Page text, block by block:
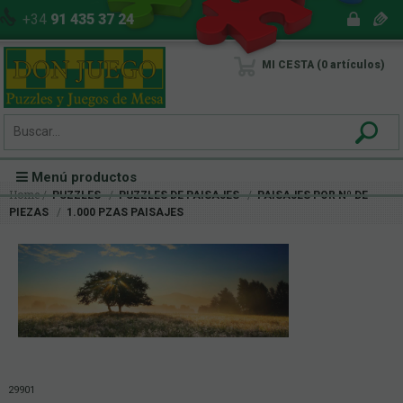
+34 91 435 37 24
MI CESTA 0 artículos
Menú productos
Home PUZZLES PUZZLES DE PAISAJES
PAISAJES POR Nº DE
PIEZAS
1.000 PZAS PAISAJES
29901